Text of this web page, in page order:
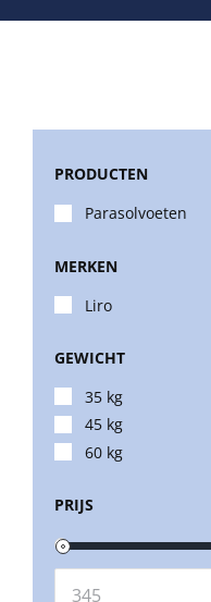
Stokparasols
Muurparasols
Schaduwdoeken
Snel leverbaar
PRODUCTEN
Parasolvoeten
MERKEN
Liro
GEWICHT
35 kg
45 kg
60 kg
PRIJS